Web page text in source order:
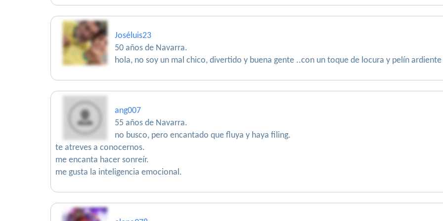
Joséluis23
50 años de Navarra.
hola, no soy un mal chico, divertido y buena gente ..con un toque de locura y pelín
ang007
55 años de Navarra.
no busco, pero encantado que fluya y haya filing.
te atreves a conocernos.
me encanta hacer sonreír.
me gusta la inteligencia emocional.